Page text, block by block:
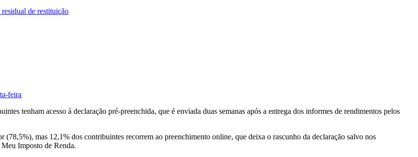
de restituição
feira
tenham acesso à declaração pré-preenchida, que é enviada duas semanas após a entrega dos informes de rendimentos pelos
mas 12,1% dos contribuintes recorrem ao preenchimento online, que deixa o rascunho da declaração salvo nos
Imposto de Renda.